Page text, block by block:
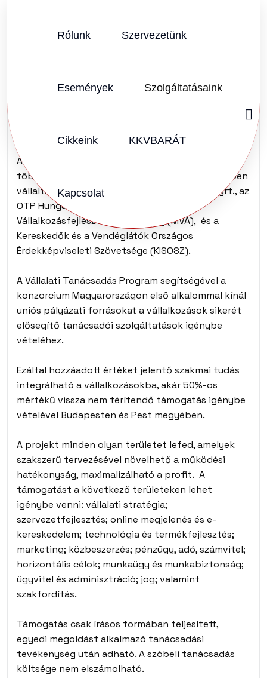
Rólunk Szervezetünk
Események Szolgáltatásaink
Cikkeink KKVBARÁT
Kapcsolat
SZERZŐ: KKVHÁZ SZERKESZTŐSÉG
Vállalati Tanácsadás
A programmal kapcsolatos közvetítői feladatokat
több hazai szervezet
keretében
vállalta magára, nevezetesen: az OTP Bank Nyrt., az
OTP Hungaro-Projekt Kft., a Magyar
Vállalkozásfejlesztési Alapítvány (MVA), és a
Kereskedők és a Vendéglátók Országos
Érdekképviseleti Szövetsége (KISOSZ).
A Vállalati Tanácsadás Program segítségével a
konzorcium Magyarországon első alkalommal kínál
uniós pályázati forrásokat a vállalkozások sikerét
elősegítő tanácsadói szolgáltatások igénybe
vételéhez.
Ezáltal hozzáadott értéket jelentő szakmai tudás
integrálható a vállalkozásokba,akár 50%-os
mértékű vissza nem térítendő támogatás igénybe
vételével Budapesten és Pest megyében.
A projekt minden olyan területet lefed, amelyek
szakszerű tervezésével növelhető a működési
hatékonyság, maximalizálható a profit. A
támogatást a következő területeken lehet
igénybe venni: vállalati stratégia;
szervezetfejlesztés; online megjelenés és e-
kereskedelem; technológia és termékfejlesztés;
marketing; közbeszerzés; pénzügy, adó, számvitel;
horizontális célok; munkaügy és munkabiztonság;
ügyvitel és adminisztráció; jog; valamint
szakfordítás.
Támogatás csak írásos formában teljesített,
egyedi megoldást alkalmazó tanácsadási
tevékenység után adható. A szóbeli tanácsadás
költsége nem elszámolható.